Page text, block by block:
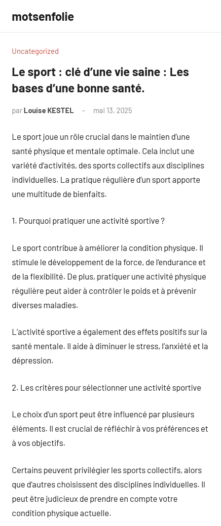
contenu
motsenfolie
Uncategorized
Le sport : clé d’une vie saine : Les
bases d’une bonne santé.
par Louise KESTEL mai 13, 2025
Le sport joue un rôle crucial dans le maintien d’une
santé physique et mentale optimale. Cela inclut une
variété d’activités, des sports collectifs aux disciplines
individuelles. La pratique régulière d’un sport apporte
une multitude de bienfaits.
1. Pourquoi pratiquer une activité sportive ?
Le sport contribue à améliorer la condition physique. Il
stimule le développement de la force, de l’endurance et
de la flexibilité. De plus, pratiquer une activité physique
régulière peut aider à contrôler le poids et à prévenir
diverses maladies.
L’activité sportive a également des effets positifs sur la
santé mentale. Il aide à diminuer le stress, l’anxiété et la
dépression.
2. Les critères pour sélectionner une activité sportive
Le choix d’un sport peut être influencé par plusieurs
éléments. Il est crucial de réfléchir à vos préférences et
à vos objectifs.
Certains peuvent privilégier les sports collectifs, alors
que d’autres choisissent des disciplines individuelles. Il
peut être judicieux de prendre en compte votre
condition physique actuelle.